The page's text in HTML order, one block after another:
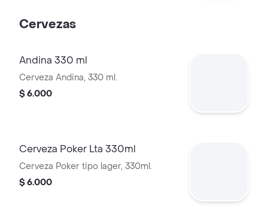
Cervezas
Andina 330 ml
Cerveza Andina, 330 ml.
$ 6.000
Cerveza Poker Lta 330ml
Cerveza Poker tipo lager, 330ml.
$ 6.000